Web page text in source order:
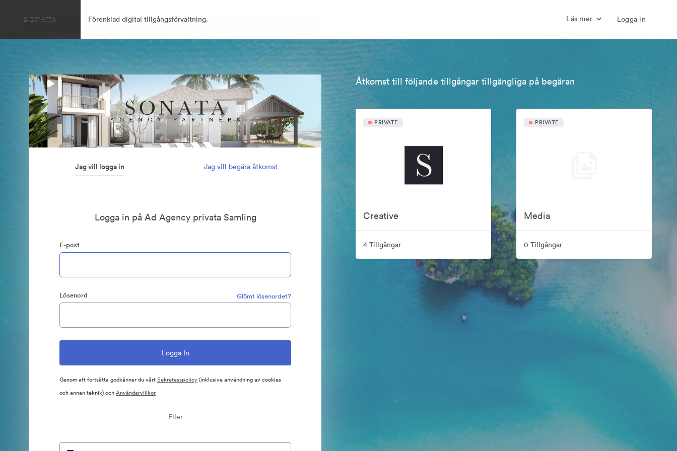
Förenklad digital tillgångsförvaltning. Läs mer Logga in
Jag vill logga in Jag vill begära åtkomst
Logga in på Ad Agency privata Samling
E-post
Lösenord Glömt lösenordet?
Genom att fortsätta godkänner du vårtSekretesspolicy(inklusive användning av cookies
och annan teknik) ochAnvändarvillkor
Eller
Åtkomst till följande tillgångar tillgängliga på begäran
PRIVATE
Creative
4 Tillgångar
PRIVATE
Media
0 Tillgångar